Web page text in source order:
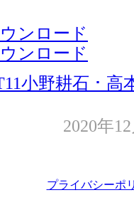
ンロード
ンロード
小野耕石 ･
2020年
プライバシーポ